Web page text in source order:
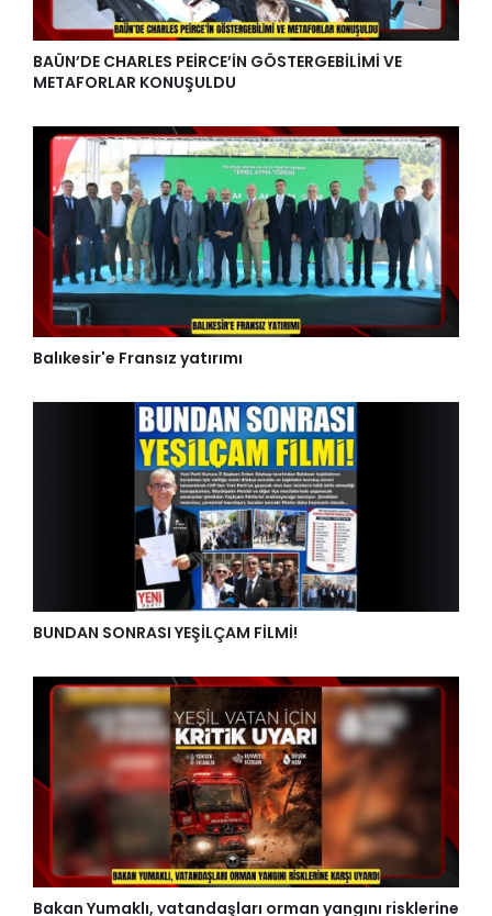
BAÜN’DE CHARLES PEİRCE’İN GÖSTERGEBİLİMİ VE
METAFORLAR KONUŞULDU
Balıkesir'e Fransız yatırımı
BUNDAN SONRASI YEŞİLÇAM FİLMİ!
Bakan Yumaklı, vatandaşları orman yangını risklerine